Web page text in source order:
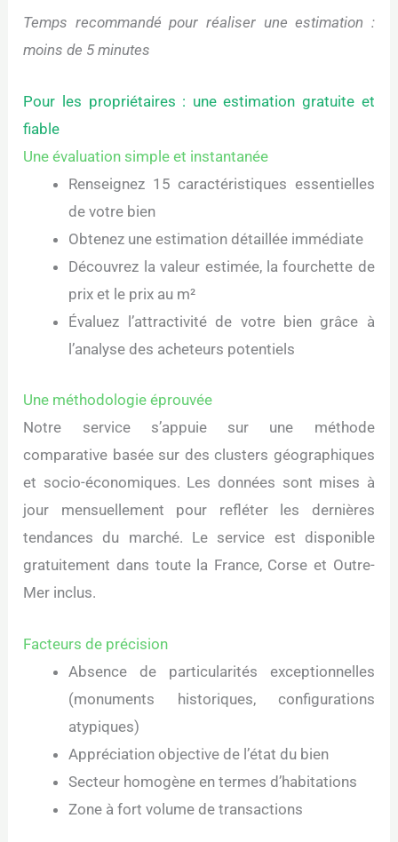
Temps recommandé pour réaliser une estimation :
moins de 5 minutes
Pour les propriétaires : une estimation gratuite et
fiable
Une évaluation simple et instantanée
Renseignez 15 caractéristiques essentielles
de votre bien
Obtenez une estimation détaillée immédiate
Découvrez la valeur estimée, la fourchette de
prix et le prix au m²
Évaluez l’attractivité de votre bien grâce à
l’analyse des acheteurs potentiels
Une méthodologie éprouvée
Notre service s’appuie sur une méthode
comparative basée sur des clusters géographiques
et socio-économiques. Les données sont mises à
jour mensuellement pour refléter les dernières
tendances du marché. Le service est disponible
gratuitement dans toute la France, Corse et Outre-
Mer inclus.
Facteurs de précision
Absence de particularités exceptionnelles
(monuments historiques, configurations
atypiques)
Appréciation objective de l’état du bien
Secteur homogène en termes d’habitations
Zone à fort volume de transactions